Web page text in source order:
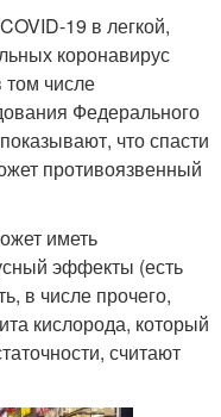
19 в легкой,
коронавирус
числе
Федерального
что спасти
противоязвенный
иметь
эффекты (есть
в числе прочего,
кислорода, который
считают